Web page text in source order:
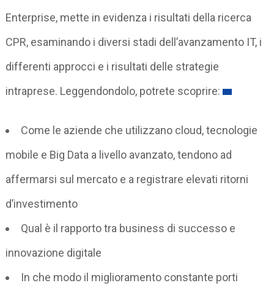
Enterprise, mette in evidenza i risultati della ricerca
CPR, esaminando i diversi stadi dell’avanzamento IT, i
differenti approcci e i risultati delle strategie
intraprese. Leggendondolo, potrete scoprire:
Come le aziende che utilizzano cloud, tecnologie
mobile e Big Data a livello avanzato, tendono ad
affermarsi sul mercato e a registrare elevati ritorni
d’investimento
Qual è il rapporto tra business di successo e
innovazione digitale
In che modo il miglioramento constante porti